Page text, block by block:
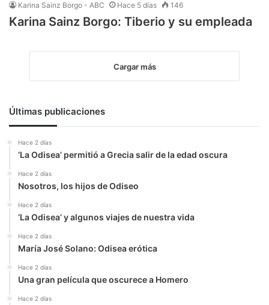
Karina Sainz Borgo - ABC Hace 5 días 146
Karina Sainz Borgo: Tiberio y su empleada
Cargar más
Últimas publicaciones
Hace 2 días
‘La Odisea’ permitió a Grecia salir de la edad oscura
Hace 2 días
Nosotros, los hijos de Odiseo
Hace 2 días
‘La Odisea’ y algunos viajes de nuestra vida
Hace 2 días
María José Solano: Odisea erótica
Hace 2 días
Una gran película que oscurece a Homero
Hace 2 días